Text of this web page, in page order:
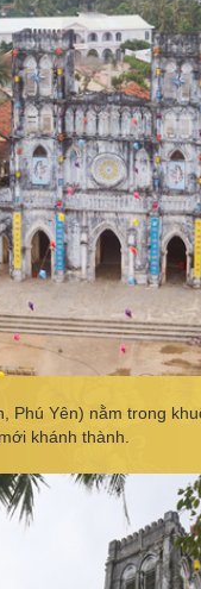
Phú Yên) nằm trong
khánh thành.